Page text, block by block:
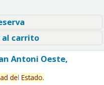
carrito
Antoni Oeste,
del Estado.